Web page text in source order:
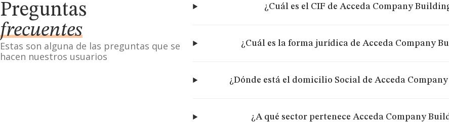
Preguntas
frecuentes
Estas son alguna de las preguntas que se
hacen nuestros usuarios
¿Cuál es el CIF de Acceda Company
¿Cuál es la forma jurídica de Acceda Company
¿Dónde está el domicilio Social de Acceda
¿A qué sector pertenece Acceda Company